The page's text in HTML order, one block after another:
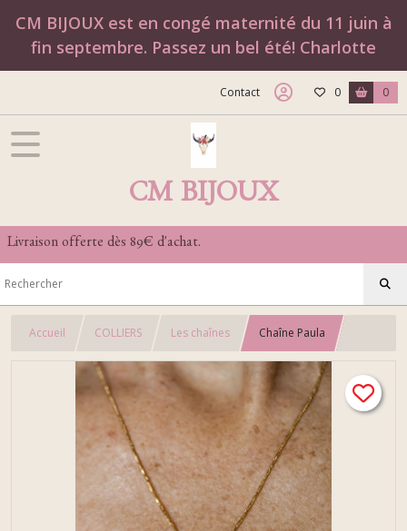
CM BIJOUX est en congé maternité du 11 juin à
fin septembre. Passez un bel été! Charlotte
Contact 0 0
CM BIJOUX
Livraison offerte dès 89€ d'achat.
Accueil COLLIERS Les chaînes Chaîne Paula